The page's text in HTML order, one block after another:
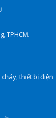
TPHCM.
thiết bị điện